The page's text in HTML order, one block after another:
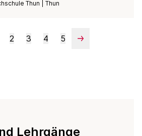
Thun | Thun
2 3 4 5
Lehrgänge